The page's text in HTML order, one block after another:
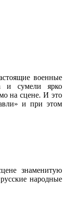
военные
и сумели ярко
на сцене. И это
и при этом
знаменитую
народные